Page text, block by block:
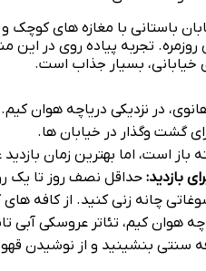
باستانی با مغازه های
روزمره. تجربه پیاده روی در
بسیار جذاب است.
در نزدیکی دریاچه هوان کیم.
گشت وگذار در خیابان ها.
بازدید: حداقل نصف روز تا یک
چانه زنی کنید. از کافه
هوان کیم، تئاتر عروسکی آبی
سنتی بنشینید و از نوشیدن